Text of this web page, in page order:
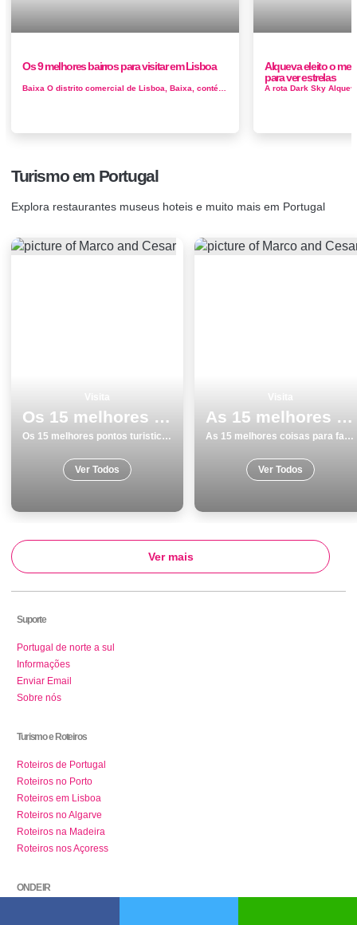
Os 9 melhores bairros para visitar em Lisboa
Baixa O distrito comercial de Lisboa, Baixa, contém muita arquitetura de estilo pombalino. (O termo refere-se ao primeiro ministro que reconstr...
Alqueva eleito o
para ver estrelas
Turismo em Portugal
Explora restaurantes museus hoteis e muito mais em Portugal
Os 15 melhores pontos turisticos e passeios em Monumentos Viseu
Os 15 melhores pontos turisticos e passeios em Monumentos Viseu
Ver Todos
As 15 melhores coisas para fazer no inverno em PÃ³voa de Varzim
As 15 melhores coisas para fazer no inverno em PÃ³voa de Varzim
Ver Todos
Ver mais
Suporte
Portugal de norte a sul
Informações
Enviar Email
Sobre nós
Turismo e Roteiros
Roteiros de Portugal
Roteiros no Porto
Roteiros em Lisboa
Roteiros no Algarve
Roteiros na Madeira
Roteiros nos Açoress
ONDE IR